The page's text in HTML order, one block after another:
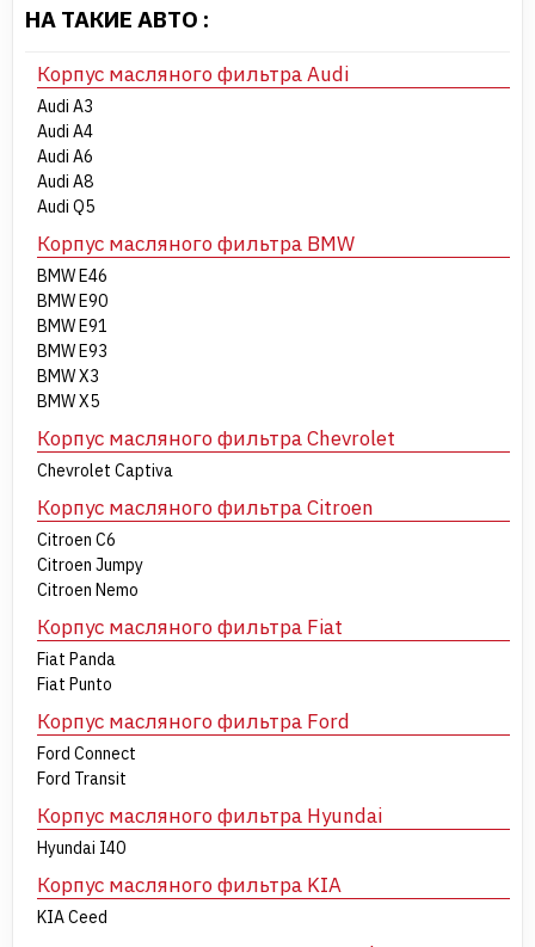
НА ТАКИЕ АВТО :
Корпус масляного фильтра Audi
Audi A3
Audi A4
Audi A6
Audi A8
Audi Q5
Корпус масляного фильтра BMW
BMW E46
BMW E90
BMW E91
BMW E93
BMW X3
BMW X5
Корпус масляного фильтра Chevrolet
Chevrolet Captiva
Корпус масляного фильтра Citroen
Citroen C6
Citroen Jumpy
Citroen Nemo
Корпус масляного фильтра Fiat
Fiat Panda
Fiat Punto
Корпус масляного фильтра Ford
Ford Connect
Ford Transit
Корпус масляного фильтра Hyundai
Hyundai I40
Корпус масляного фильтра KIA
KIA Ceed